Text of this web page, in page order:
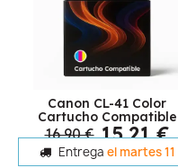
Canon CL-41 Color
Cartucho Compatible
16,90 € 15,21 €
Entrega el martes 11